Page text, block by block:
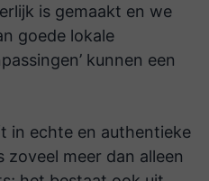
is gemaakt en we
goede lokale
kunnen een
in echte en authentieke
zoveel meer dan alleen